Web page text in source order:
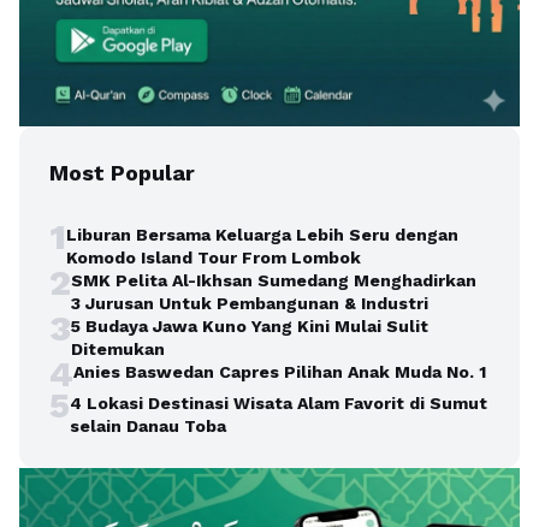
Most Popular
1Liburan Bersama Keluarga Lebih Seru dengan
Komodo Island Tour From Lombok
2SMK Pelita Al-Ikhsan Sumedang Menghadirkan
3 Jurusan Untuk Pembangunan & Industri
35 Budaya Jawa Kuno Yang Kini Mulai Sulit
Ditemukan
4Anies Baswedan Capres Pilihan Anak Muda No. 1
54 Lokasi Destinasi Wisata Alam Favorit di Sumut
selain Danau Toba